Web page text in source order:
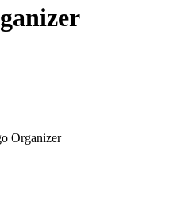
Organizer